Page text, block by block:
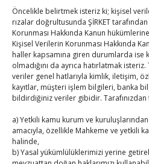
Öncelikle belirtmek isteriz ki; kişisel
rızalar doğrultusunda ŞİRKET
Korunması Hakkında Kanun
Kişisel Verilerin Korunması Hakkında
haller kapsamına giren durumlarda ise
olmadığını da ayrıca hatırlatmak
veriler genel hatlarıyla kimlik, iletişim,
kayıtlar, müşteri işlem bilgileri, banka
bildirdiğiniz veriler gibidir.
a) Yetkili kamu kurum ve
amacıyla, özellikle Mahkeme ve yetkili
halinde,
b) Yasal yükümlülüklerimizi yerine
Kahramanmaraş Ticaret ve
binası hizmete açıldı
ByTUTSOon Ağu 5, 2026
Diren ailesine taziye ziyareti
ByTUTSO on Ağu 4, 2026
Ağustos 2026